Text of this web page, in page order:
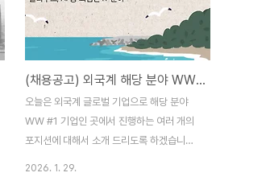
키텍트, 임원, 컨설턴트, 영업대표 포지션 오
픈외국계 디지털 마케팅 솔루션 회사에서 진
행하는 채용 포지션들에 대한 안내 (오픈 포
지션: 아키텍트, 프리세일즈, 영업, 임원, 컨설
턴트)www.behuni.com
(채용공고) 외국계 해당 분야 WW #1 기업 - 여러 포지션 다수 채용
오늘은 외국계 글로벌 기업으로 해당 분야
WW #1 기업인 곳에서 진행하는 여러 개의
포지션에 대해서 소개 드리도록 하겠습니다.
2026. 1. 29.